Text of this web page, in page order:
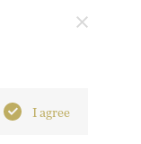
I agree